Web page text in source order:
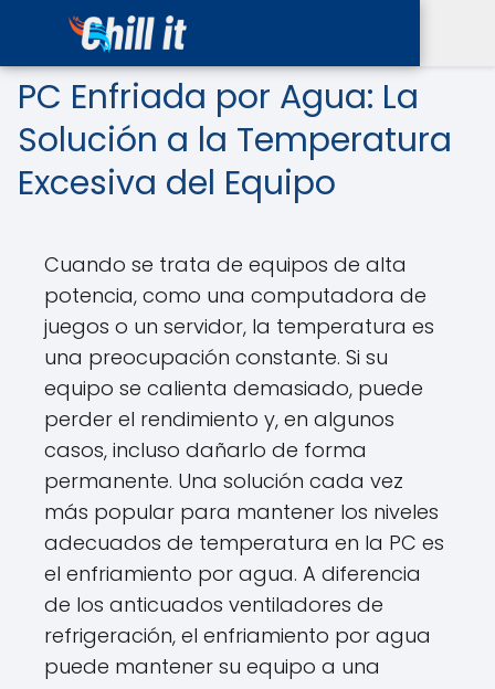
PC Enfriada por Agua: La
Solución a la Temperatura
Excesiva del Equipo
Cuando se trata de equipos de alta
potencia, como una computadora de
juegos o un servidor, la temperatura es
una preocupación constante. Si su
equipo se calienta demasiado, puede
perder el rendimiento y, en algunos
casos, incluso dañarlo de forma
permanente. Una solución cada vez
más popular para mantener los niveles
adecuados de temperatura en la PC es
el enfriamiento por agua. A diferencia
de los anticuados ventiladores de
refrigeración, el enfriamiento por agua
puede mantener su equipo a una